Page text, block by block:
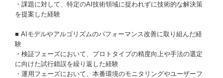
・課題に対して、特定のAI技術領域に捉われずに技術的な解決策
を提案した経験
■ AIモデルやアルゴリズムのパフォーマンス改善に取り組んだ経
験
・検証フェーズにおいて、プロトタイプの精度向上や手法の選定
に向けた試行錯誤を繰り返した経験
・運用フェーズにおいて、本番環境のモニタリングやユーザーフ